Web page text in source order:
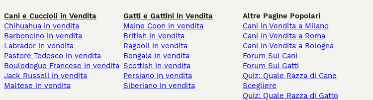
Cani e Cuccioli in Vendita
Chihuahua in vendita
Barboncino in vendita
Labrador in vendita
Pastore Tedesco in vendita
Bouledogue Francese in vendita
Jack Russell in vendita
Maltese in vendita
Gatti e Gattini in Vendita
Maine Coon in vendita
British in vendita
Ragdoll in vendita
Bengala in vendita
Scottish in vendita
Persiano in vendita
Siberiano in vendita
Altre Pagine Popolari
Cani in Vendita a Milano
Cani in Vendita a Roma
Cani in Vendita a Bologna
Forum Sui Cani
Forum Sui Gatti
Quiz: Quale Razza di Cane
Scegliere
Quiz: Quale Razza di Gatto